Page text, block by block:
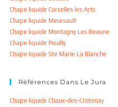
Chape liquide Corcelles les Arts
Chape liquide Meursault
Chape liquide Montagny Les Beaune
Chape liquide Pouilly
Chape liquide Ste Marie La Blanche
Références Dans Le Jura
Chape liquide Chaux-des-Crotenay